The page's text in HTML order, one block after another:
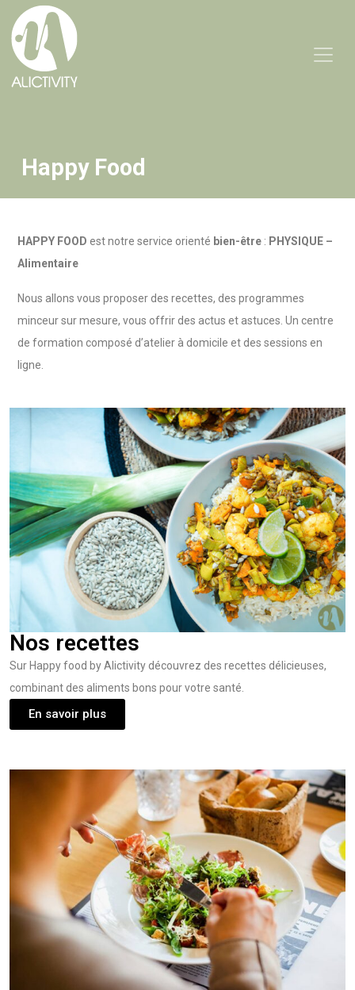
Happy Food
HAPPY FOOD est notre service orienté bien-être : PHYSIQUE –
Alimentaire
Nous allons vous proposer des recettes, des programmes
minceur sur mesure, vous offrir des actus et astuces. Un centre
de formation composé d’atelier à domicile et des sessions en
ligne.
Nos recettes
Sur Happy food by Alictivity découvrez des recettes délicieuses,
combinant des aliments bons pour votre santé.
En savoir plus